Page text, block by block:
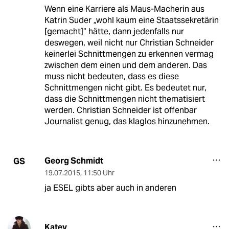
Wenn eine Karriere als Maus-Macherin aus
Katrin Suder „wohl kaum eine Staatssekretärin
[gemacht]“ hätte, dann jedenfalls nur
deswegen, weil nicht nur Christian Schneider
keinerlei Schnittmengen zu erkennen vermag
zwischen dem einen und dem anderen. Das
muss nicht bedeuten, dass es diese
Schnittmengen nicht gibt. Es bedeutet nur,
dass die Schnittmengen nicht thematisiert
werden. Christian Schneider ist offenbar
Journalist genug, das klaglos hinzunehmen.
GS Georg Schmidt
19.07.2015, 11:50 Uhr
ja ESEL gibts aber auch in anderen